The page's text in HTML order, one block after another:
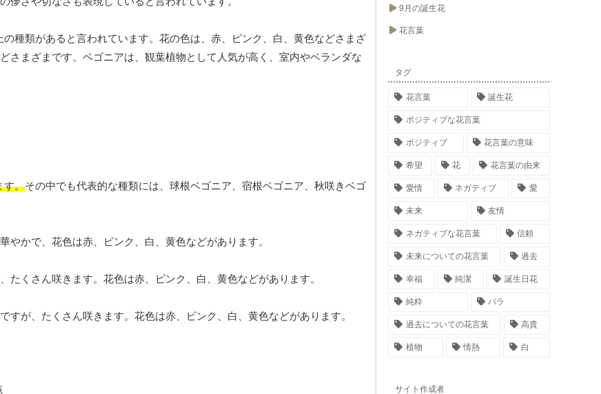
種類があると言われています。花の色は、赤、ピンク、白、黄色などさまざ
さまざまです。ベゴニアは、観葉植物として人気が高く、室内やベランダな
す。その中でも代表的な種類には、球根ベゴニア、宿根ベゴニア、秋咲きベゴ
やかで、花色は赤、ピンク、白、黄色などがあります。
たくさん咲きます。花色は赤、ピンク、白、黄色などがあります。
すが、たくさん咲きます。花色は赤、ピンク、白、黄色などがあります。
9月の誕生花
花言葉
タグ
花言葉 誕生花
ポジティブな花言葉
ポジティブ 花言葉の意味
希望 花 花言葉の由来
愛情 ネガティブ 愛
未来 友情
ネガティブな花言葉 信頼
未来についての花言葉 過去
幸福 純潔 誕生日花
純粋 バラ
過去についての花言葉 高貴
植物 情熱 白
サイト作成者